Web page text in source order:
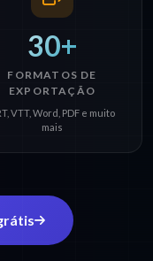
30+
FORMATOS DE
EXPORTAÇÃO
VTT, Word, PDF e muito
mais